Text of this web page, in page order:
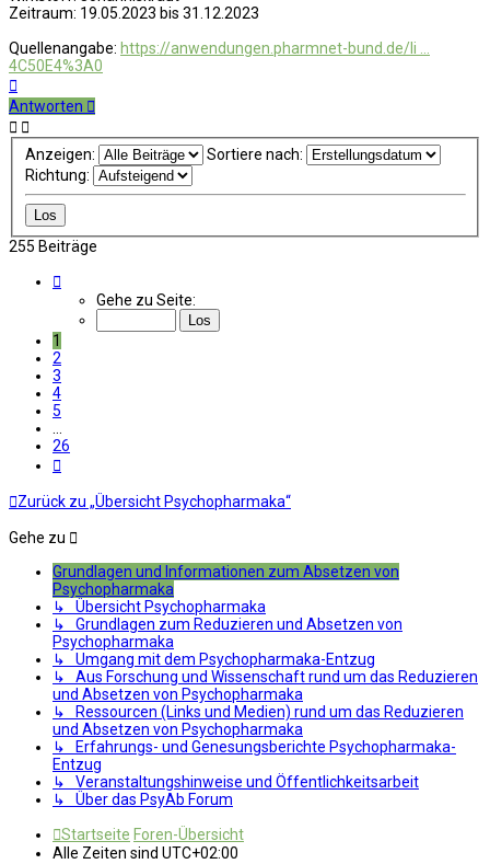
Zeitraum: 19.05.2023 bis 31.12.2023
Quellenangabe: https://anwendungen.pharmnet-bund.de/li ...
4C50E4%3A0
oben
Antworten
Anzeigen:
Sortiere nach:
Richtung:
255 Beiträge
von
26
Gehe zu Seite:
1
2
3
4
5
…
26
Zurück zu „Übersicht Psychopharmaka“
Gehe zu
Grundlagen und Informationen zum Absetzen von
Psychopharmaka
↳ Übersicht Psychopharmaka
↳ Grundlagen zum Reduzieren und Absetzen von
Psychopharmaka
↳ Umgang mit dem Psychopharmaka-Entzug
↳ Aus Forschung und Wissenschaft rund um das Reduzieren
und Absetzen von Psychopharmaka
↳ Ressourcen (Links und Medien) rund um das Reduzieren
und Absetzen von Psychopharmaka
↳ Erfahrungs- und Genesungsberichte Psychopharmaka-
Entzug
↳ Veranstaltungshinweise und Öffentlichkeitsarbeit
↳ Über das PsyAb Forum
Startseite Foren-Übersicht
Alle Zeiten sind UTC+02:00